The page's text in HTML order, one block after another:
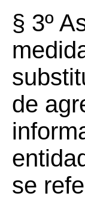
§ 3º
de
se